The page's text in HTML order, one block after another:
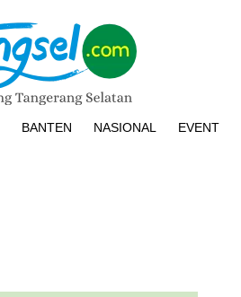
BANTEN NASIONAL EVENT